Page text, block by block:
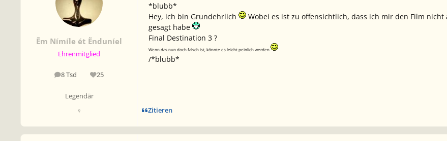
Êm Nímíle ét Ënduníel
Ehrenmitglied
8 Tsd
Beiträge 25
Reputation
Legendär
♀
*blubb*
Hey, ich bin Grundehrlich
Wobei es ist zu offensichtlich, dass ich mir den Film
gesagt habe
Final Destination 3 ?
Wenn das nun doch falsch ist, könnte es leicht peinlich werden
/*blubb*
Zitieren